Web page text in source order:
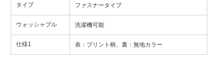
タイプ ファスナータイプ
ウォッシャブル 洗濯機可能
仕様1 表：プリント柄、裏：無地カラー